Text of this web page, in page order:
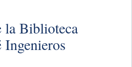
la Biblioteca
Ingenieros